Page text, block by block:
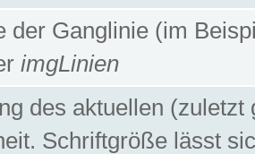
der Ganglinie (im
imgLinien
des aktuellen
Schriftgröße lässt